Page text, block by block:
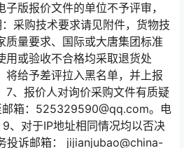
版报价文件的单位不予评审，
采购技术要求请见附件，货物技
质量要求、国际或大唐集团标准
用或验收不合格均采取退货处
将给予差评拉入黑名单，并上报
7、报价人对询价采购文件有质疑
邮箱：525329590@qq.com。电
对于IP地址相同情况均以否决
投诉邮箱： jijianjubao@china-